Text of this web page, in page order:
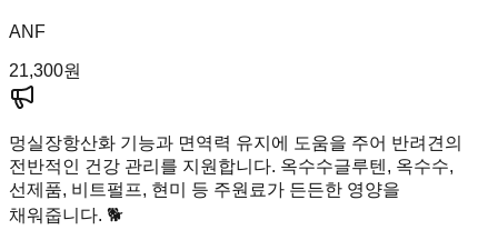
ANF
21,300원
멍실장항산화 기능과 면역력 유지에 도움을 주어 반려견의
전반적인 건강 관리를 지원합니다. 옥수수글루텐, 옥수수,
선제품, 비트펄프, 현미 등 주원료가 든든한 영양을
채워줍니다. 🐕